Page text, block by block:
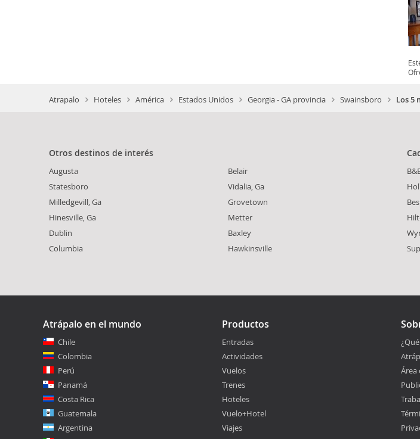
Atrapalo Hoteles América Estados Unidos Georgia - GA provincia Swainsboro Los 5
Otros destinos de interés
Augusta
Statesboro
Milledgevill, Ga
Hinesville, Ga
Dublin
Columbia
Belair
Vidalia, Ga
Grovetown
Metter
Baxley
Hawkinsville
Atrápalo en el mundo
Chile
Colombia
Perú
Panamá
Costa Rica
Guatemala
Argentina
Productos
Entradas
Actividades
Vuelos
Trenes
Hoteles
Vuelo+Hotel
Viajes
Área